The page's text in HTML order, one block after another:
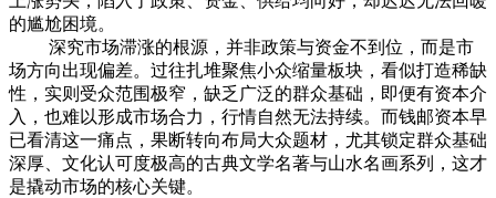
的尴尬困境。
深究市场滞涨的根源，并非政策与资金不到位，而是市
场方向出现偏差。过往扎堆聚焦小众缩量板块，看似打造稀缺
性，实则受众范围极窄，缺乏广泛的群众基础，即便有资本介
入，也难以形成市场合力，行情自然无法持续。而钱邮资本早
已看清这一痛点，果断转向布局大众题材，尤其锁定群众基础
深厚、文化认可度极高的古典文学名著与山水名画系列，这才
是撬动市场的核心关键。